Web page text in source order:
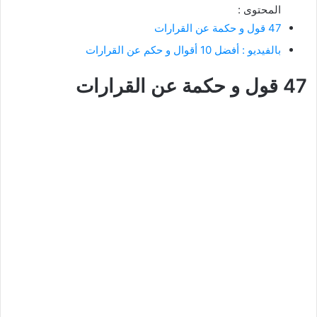
المحتوى :
47 قول و حكمة عن القرارات
بالفيديو : أفضل 10 أقوال و حكم عن القرارات
47 قول و حكمة عن القرارات